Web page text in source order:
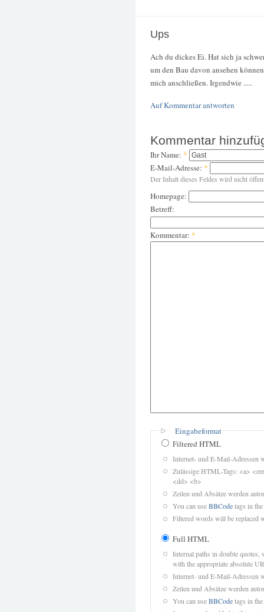
Ups
Ach du dickes Ei. Hat sich ja
um den Bau davon ansehen
mich anschließen. Irgendwie .....
Auf Kommentar antworten
Kommentar
Ihr Name: *
E-Mail-Adresse: *
Der Inhalt dieses Feldes wird nicht
Homepage:
Betreff:
Kommentar: *
Eingabeformat
Filtered HTML
Internet- und E-Mail-Adressen
Zulässige HTML-Tags: <a>
<dd> <b>
Zeilen und Absätze werden
You can useBBCodetags in
Filtered words will be replaced
Full HTML
Internal paths in double quotes,
with the appropriate absolute
Internet- und E-Mail-Adressen
Zeilen und Absätze werden
You can useBBCodetags in